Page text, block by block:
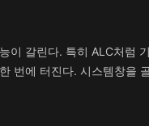
이 갈린다. 특히 ALC처럼
번에 터진다. 시스템창을